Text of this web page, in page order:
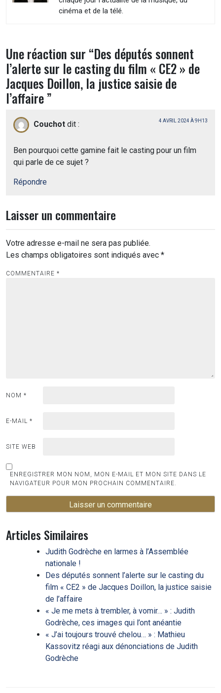
cinéma et de la télé.
Une réaction sur “Des députés sonnent
l’alerte sur le casting du film « CE2 » de
Jacques Doillon, la justice saisie de
l’affaire”
Couchot dit : 4 AVRIL 2024 À 9H13
Ben pourquoi cette gamine fait le casting pour un film
qui parle de ce sujet ?
Répondre
Laisser un commentaire
Votre adresse e-mail ne sera pas publiée.
Les champs obligatoires sont indiqués avec *
COMMENTAIRE *
NOM *
E-MAIL *
SITE WEB
ENREGISTRER MON NOM, MON E-MAIL ET MON SITE DANS LE
NAVIGATEUR POUR MON PROCHAIN COMMENTAIRE.
Articles Similaires
Judith Godrèche en larmes à l’Assemblée
nationale !
Des députés sonnent l’alerte sur le casting du
film « CE2 » de Jacques Doillon, la justice saisie
de l’affaire
« Je me mets à trembler, à vomir… » : Judith
Godrèche, ces images qui l’ont anéantie
« J’ai toujours trouvé chelou… » : Mathieu
Kassovitz réagi aux dénonciations de Judith
Godrèche